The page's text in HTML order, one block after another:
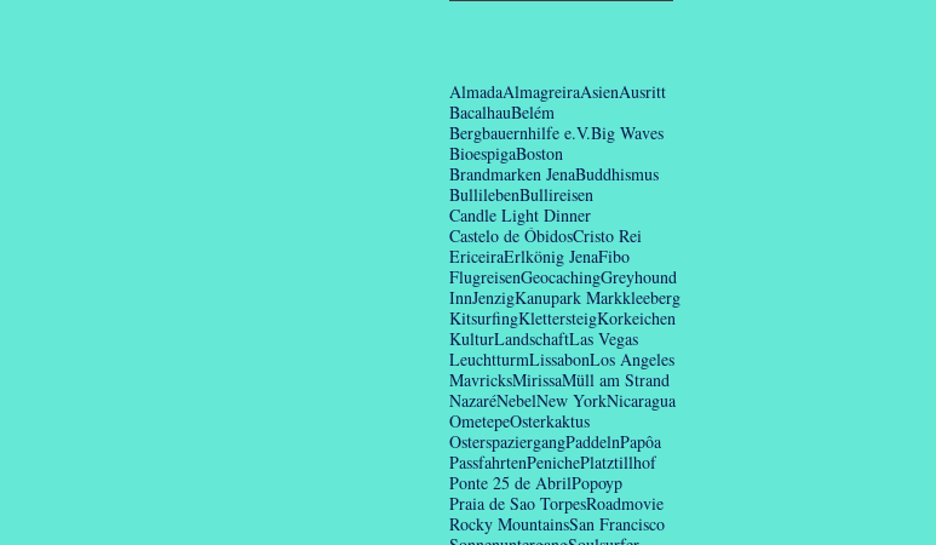
AlmadaAlmagreiraAsienAusritt
BacalhauBelém
Bergbauernhilfe e.V.Big Waves
BioespigaBoston
Brandmarken JenaBuddhismus
BullilebenBullireisen
Candle Light Dinner
Castelo de ÓbidosCristo Rei
EriceiraErlkönig JenaFibo
FlugreisenGeocachingGreyhound
InnJenzigKanupark Markkleeberg
KitsurfingKlettersteigKorkeichen
KulturLandschaftLas Vegas
LeuchtturmLissabonLos Angeles
MavricksMirissaMüll am Strand
NazaréNebelNew YorkNicaragua
OmetepeOsterkaktus
OsterspaziergangPaddelnPapôa
PassfahrtenPenichePlatztillhof
Ponte 25 de AbrilPopoyp
Praia de Sao TorpesRoadmovie
Rocky MountainsSan Francisco